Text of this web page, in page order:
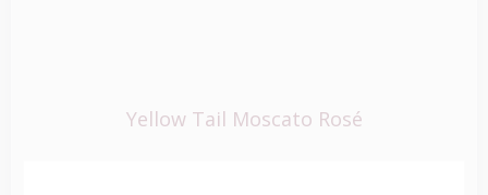
Yellow Tail Moscato Rosé